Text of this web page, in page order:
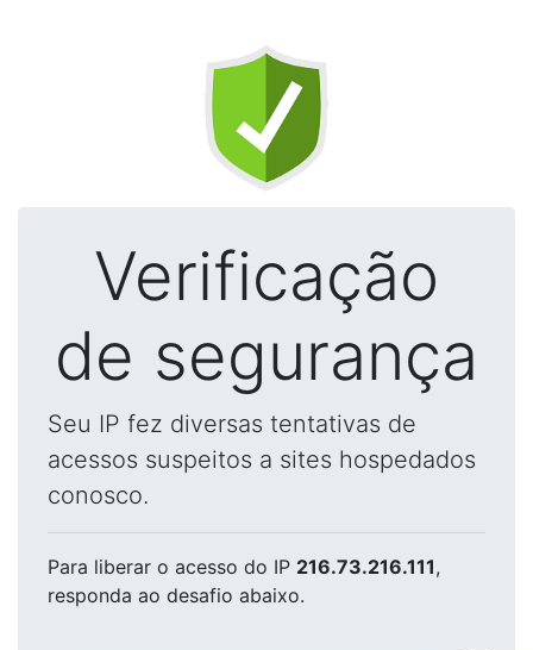
Verificação
de segurança
Seu IP fez diversas tentativas de
acessos suspeitos a sites hospedados
conosco.
Para liberar o acesso do IP 216.73.216.111,
responda ao desafio abaixo.